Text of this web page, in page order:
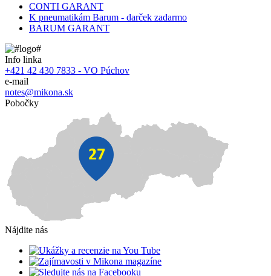
CONTI GARANT
K pneumatikám Barum - darček zadarmo
BARUM GARANT
Info linka
+421 42 430 7833 - VO Púchov
e-mail
notes@mikona.sk
Pobočky
Nájdite nás